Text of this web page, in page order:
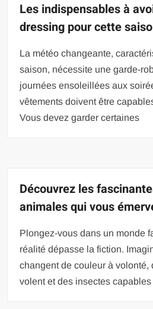
Les indispensables à
dressing pour cette
La météo changeante,
saison, nécessite une garde-
journées ensoleillées aux
vêtements doivent être
Vous devez garder certaines
Découvrez les
animales qui vous
Plongez-vous dans un monde
réalité dépasse la fiction.
changent de couleur à volonté,
volent et des insectes